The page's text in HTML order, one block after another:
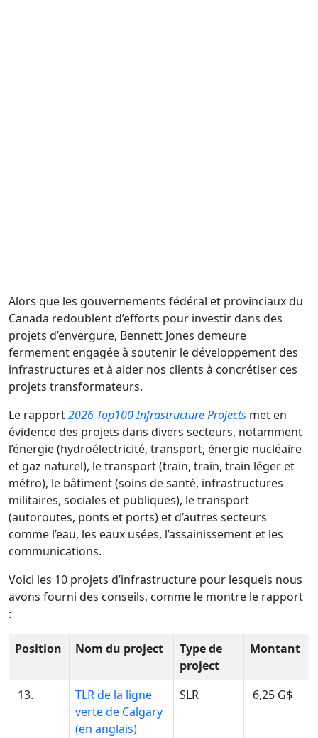
Alors que les gouvernements fédéral et provinciaux du
Canada redoublent d’efforts pour investir dans des
projets d’envergure, Bennett Jones demeure
fermement engagée à soutenir le développement des
infrastructures et à aider nos clients à concrétiser ces
projets transformateurs.
Le rapport2026 Top100 Infrastructure Projects met en
évidence des projets dans divers secteurs, notamment
l’énergie (hydroélectricité, transport, énergie nucléaire
et gaz naturel), le transport (train, train, train léger et
métro), le bâtiment (soins de santé, infrastructures
militaires, sociales et publiques), le transport
(autoroutes, ponts et ports) et d’autres secteurs
comme l’eau, les eaux usées, l’assainissement et les
communications.
Voici les 10 projets d’infrastructure pour lesquels nous
avons fourni des conseils, comme le montre le rapport
:
Position Nom du project
Type de
project
Montant
13.
TLR de la ligne
verte de Calgary
(en anglais)
SLR 6,25 G$